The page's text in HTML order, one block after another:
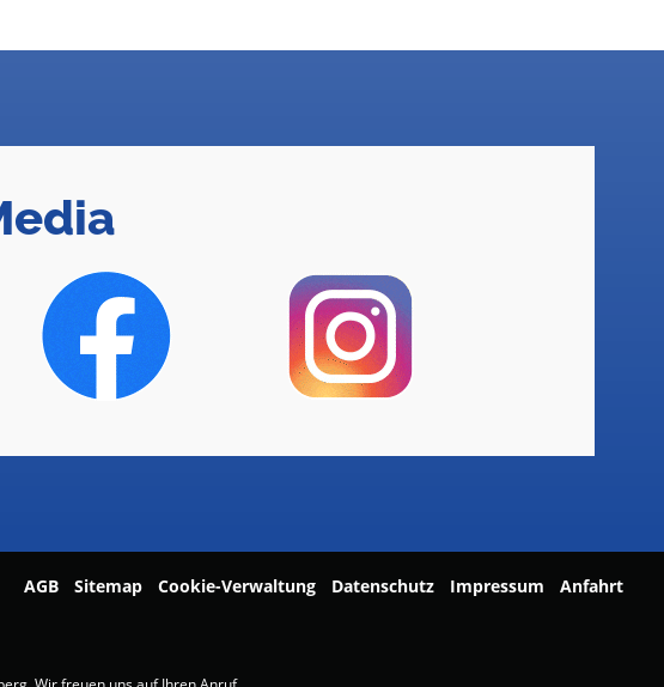
AGB Sitemap Cookie-Verwaltung Datenschutz Impressum Anfahrt